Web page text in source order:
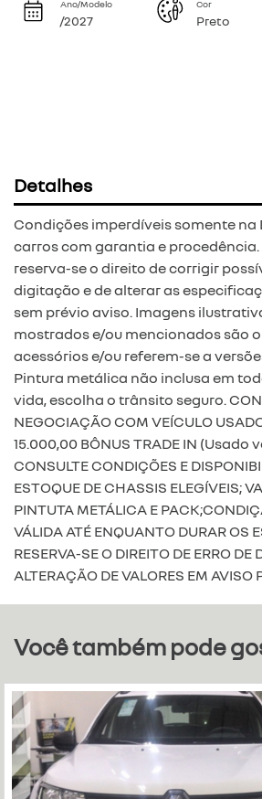
Ano/Modelo
/2027
Cor
Preto
Detalhes
Condições imperdíveis somente na
carros com garantia e procedência.
reserva-se o direito de corrigir
digitação e de alterar as
sem prévio aviso. Imagens
mostrados e/ou mencionados são
acessórios e/ou referem-se a
Pintura metálica não inclusa em
vida, escolha o trânsito seguro.
NEGOCIAÇÃO COM VEÍCULO
15.000,00 BÔNUS TRADE IN (Usado
CONSULTE CONDIÇÕES E
ESTOQUE DE CHASSIS ELEGÍVEIS;
PINTUTA METÁLICA E
VÁLIDA ATÉ ENQUANTO DURAR OS
RESERVA-SE O DIREITO DE ERRO DE
ALTERAÇÃO DE VALORES EM AVISO
Você também pode